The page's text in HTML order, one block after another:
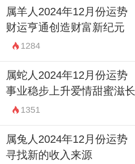
属羊人2024年12月份运势
财运亨通创造财富新纪元
1284
属蛇人2024年12月份运势
事业稳步上升爱情甜蜜滋长
1351
属兔人2024年12月份运势
寻找新的收入来源